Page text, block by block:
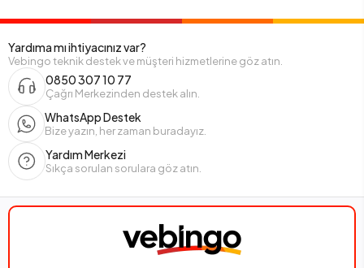
Yardıma mı ihtiyacınız var?
Vebingo teknik destek ve müşteri hizmetlerine göz atın.
0850 307 10 77
Çağrı Merkezinden destek alın.
WhatsApp Destek
Bize yazın, her zaman buradayız.
Yardım Merkezi
Sıkça sorulan sorulara göz atın.